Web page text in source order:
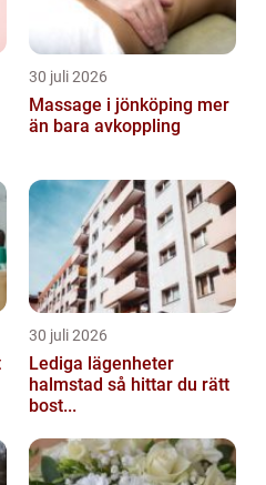
30 juli 2026
Massage i jönköping mer
än bara avkoppling
30 juli 2026
Lediga lägenheter
halmstad så hittar du rätt
bost...